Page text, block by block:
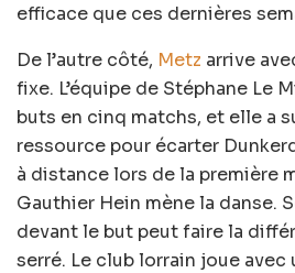
efficace que ces dernières
De l’autre côté, Metz arrive
fixe. L’équipe de Stéphane Le
buts en cinq matchs, et elle a
ressource pour écarter
à distance lors de la première
Gauthier Hein mène la danse.
devant le but peut faire la
serré. Le club lorrain joue avec